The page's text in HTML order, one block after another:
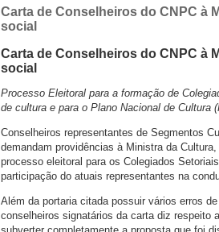
Carta de Conselheiros do CNPC à
social
Carta de Conselheiros do CNPC à
social
Processo Eleitoral para a formação de
de cultura e para o Plano Nacional de Cultura
Conselheiros representantes de Segmentos
demandam providências à Ministra da
processo eleitoral para os Colegiados
participação do atuais representantes na
Além da portaria citada possuir vários erros
conselheiros signatários da carta diz respeito